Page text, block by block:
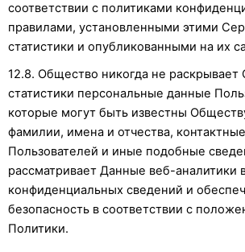
соответствии с политиками
правилами, установленными этими
статистики и опубликованными на их
12.8. Общество никогда не раскрывает
статистики персональные данные
которые могут быть известны
фамилии, имена и отчества,
Пользователей и иные подобные
рассматривает Данные веб-аналитики
конфиденциальных сведений и
безопасность в соответствии с
Политики.